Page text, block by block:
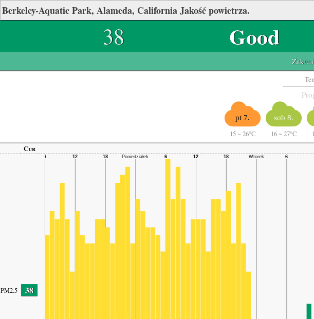
Berkeley-Aquatic Park, Alameda, California Jakość powietrza.
38 Good
pt 7.
15 ~ 26°C
sob 8.
16 ~ 27°C
Cur
PM2.5 38